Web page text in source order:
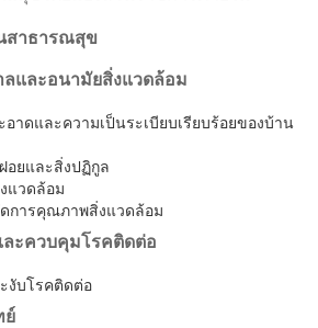
สาธารณสุข
ลและอนามัยสิ่งแวดล้อม
าดและความเป็นระเบียบเรียบร้อยของบ้าน
อยและสิ่งปฏิกูล
แวดล้อม
การคุณภาพสิ่งแวดล้อม
ละควบคุมโรคติดต่อ
งับโรคติดต่อ
ย์